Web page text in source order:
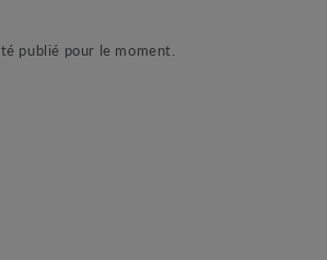
publié pour le moment.